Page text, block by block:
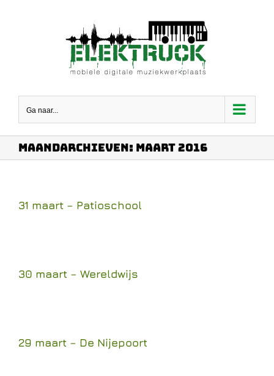
Ga naar...
Maandarchieven: maart 2016
31 maart – Patioschool
30 maart – Wereldwijs
29 maart – De Nijepoort